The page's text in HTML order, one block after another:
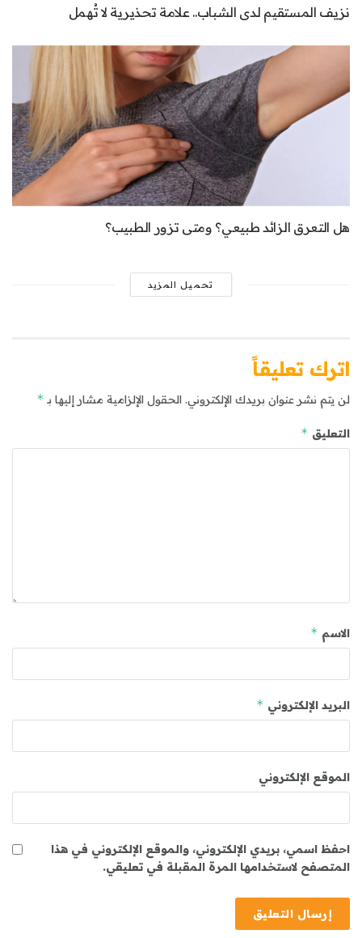
نزيف المستقيم لدى الشباب.. علامة تحذيرية لا تُهمل
هل التعرق الزائد طبيعي؟ ومتى تزور الطبيب؟
تحميل المزيد
اترك تعليقاً
لن يتم نشر عنوان بريدك الإلكتروني. الحقول الإلزامية مشار إليها بـ *
التعليق *
الاسم *
البريد الإلكتروني *
الموقع الإلكتروني
احفظ اسمي، بريدي الإلكتروني، والموقع الإلكتروني في هذا
المتصفح لاستخدامها المرة المقبلة في تعليقي.